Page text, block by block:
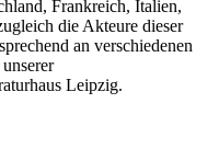
Frankreich, Italien,
die Akteure dieser
an verschiedenen
Leipzig.